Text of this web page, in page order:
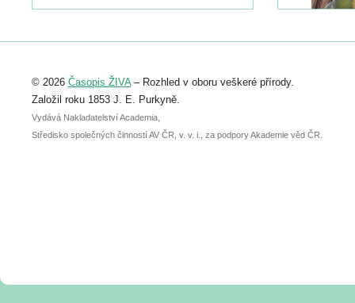
Registrovat se můžete do 6. září.
abstraktu přihlášené přednášky nebo
posteru je už 30. června.
© 2026 Časopis ŽIVA– Rozhled v oboru veškeré přírody.
Založil roku 1853 J. E. Purkyně.
Vydává Nakladatelství Academia,
Středisko společných činností AV ČR, v. v. i., za podpory Akademie věd ČR.